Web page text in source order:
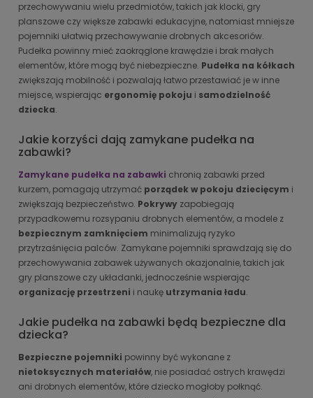
przechowywaniu wielu przedmiotów, takich jak klocki, gry
planszowe czy większe zabawki edukacyjne, natomiast mniejsze
pojemniki ułatwią przechowywanie drobnych akcesoriów.
Pudełka powinny mieć zaokrąglone krawędzie i brak małych
elementów, które mogą być niebezpieczne. Pudełka na kółkach
zwiększają mobilność i pozwalają łatwo przestawiać je w inne
miejsce, wspierając ergonomię pokoju i samodzielność
dziecka.
Jakie korzyści dają zamykane pudełka na
zabawki?
Zamykane pudełka na zabawki chronią zabawki przed
kurzem, pomagają utrzymać porządek w pokoju dziecięcym i
zwiększają bezpieczeństwo. Pokrywy zapobiegają
przypadkowemu rozsypaniu drobnych elementów, a modele z
bezpiecznym zamknięciem minimalizują ryzyko
przytrzaśnięcia palców. Zamykane pojemniki sprawdzają się do
przechowywania zabawek używanych okazjonalnie, takich jak
gry planszowe czy układanki, jednocześnie wspierając
organizację przestrzeni i naukę utrzymania ładu.
Jakie pudełka na zabawki będą bezpieczne dla
dziecka?
Bezpieczne pojemniki powinny być wykonane z
nietoksycznych materiałów, nie posiadać ostrych krawędzi
ani drobnych elementów, które dziecko mogłoby połknąć.